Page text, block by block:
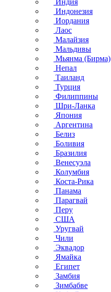
Индия
Индонезия
Иордания
Лаос
Малайзия
Мальдивы
Мьянма (Бирма)
Непал
Таиланд
Турция
Филиппины
Шри-Ланка
Япония
Аргентина
Белиз
Боливия
Бразилия
Венесуэла
Колумбия
Коста-Рика
Панама
Парагвай
Перу
США
Уругвай
Чили
Эквадор
Ямайка
Египет
Замбия
Зимбабве